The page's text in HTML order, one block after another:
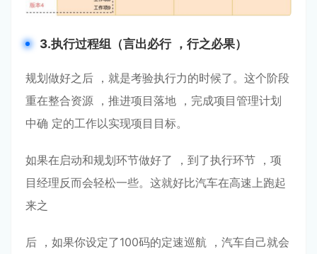
3.执⾏过程组（⾔出必⾏ ，⾏之必果）
规划做好之后 ，就是考验执⾏⼒的时候了。这个阶段
重在整合资源 ，推进项⽬落地 ，完成项⽬管理计划
中确 定的⼯作以实现项⽬⽬标。
如果在启动和规划环节做好了 ，到了执⾏环节 ，项
⽬经理反⽽会轻松⼀些。这就好⽐汽⻋在⾼速上跑起
来之
后 ，如果你设定了100码的定速巡航 ，汽⻋⾃⼰就会